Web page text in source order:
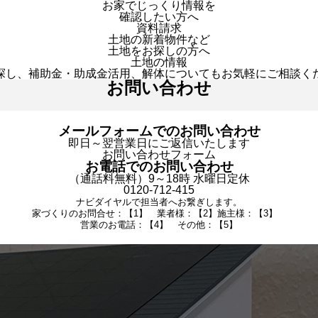
お家でじっくり情報を
確認したい方へ
資料請求
土地の新着物件など
土地をお探しの方へ
土地の情報
、補助金・助成金活用、解体についてもお気軽にご相談く
お問い合わせ
メールフォームでのお問い合わせ
即日～翌営業日にご返信いたします
お問い合わせフォーム
お電話でのお問い合わせ
（通話料無料）9～18時 水曜日定休
0120-712-415
ナビダイヤルで担当者へお繋ぎします。
家づくりのお問合せ：【1】 業者様：【2】施主様：【3】
営業のお電話：【4】 その他：【5】